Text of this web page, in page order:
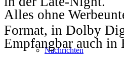
Nachrichten
Alles ohne
Format, in Dolby
Empfangbar auch